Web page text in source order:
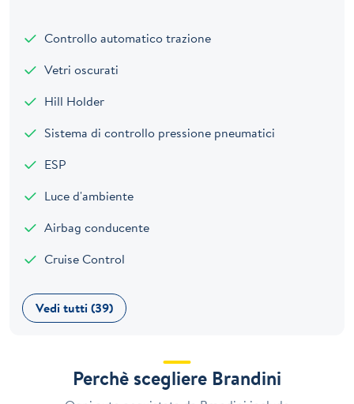
Controllo automatico trazione
Vetri oscurati
Hill Holder
Sistema di controllo pressione pneumatici
ESP
Luce d'ambiente
Airbag conducente
Cruise Control
Vedi tutti (39)
Perchè scegliere Brandini